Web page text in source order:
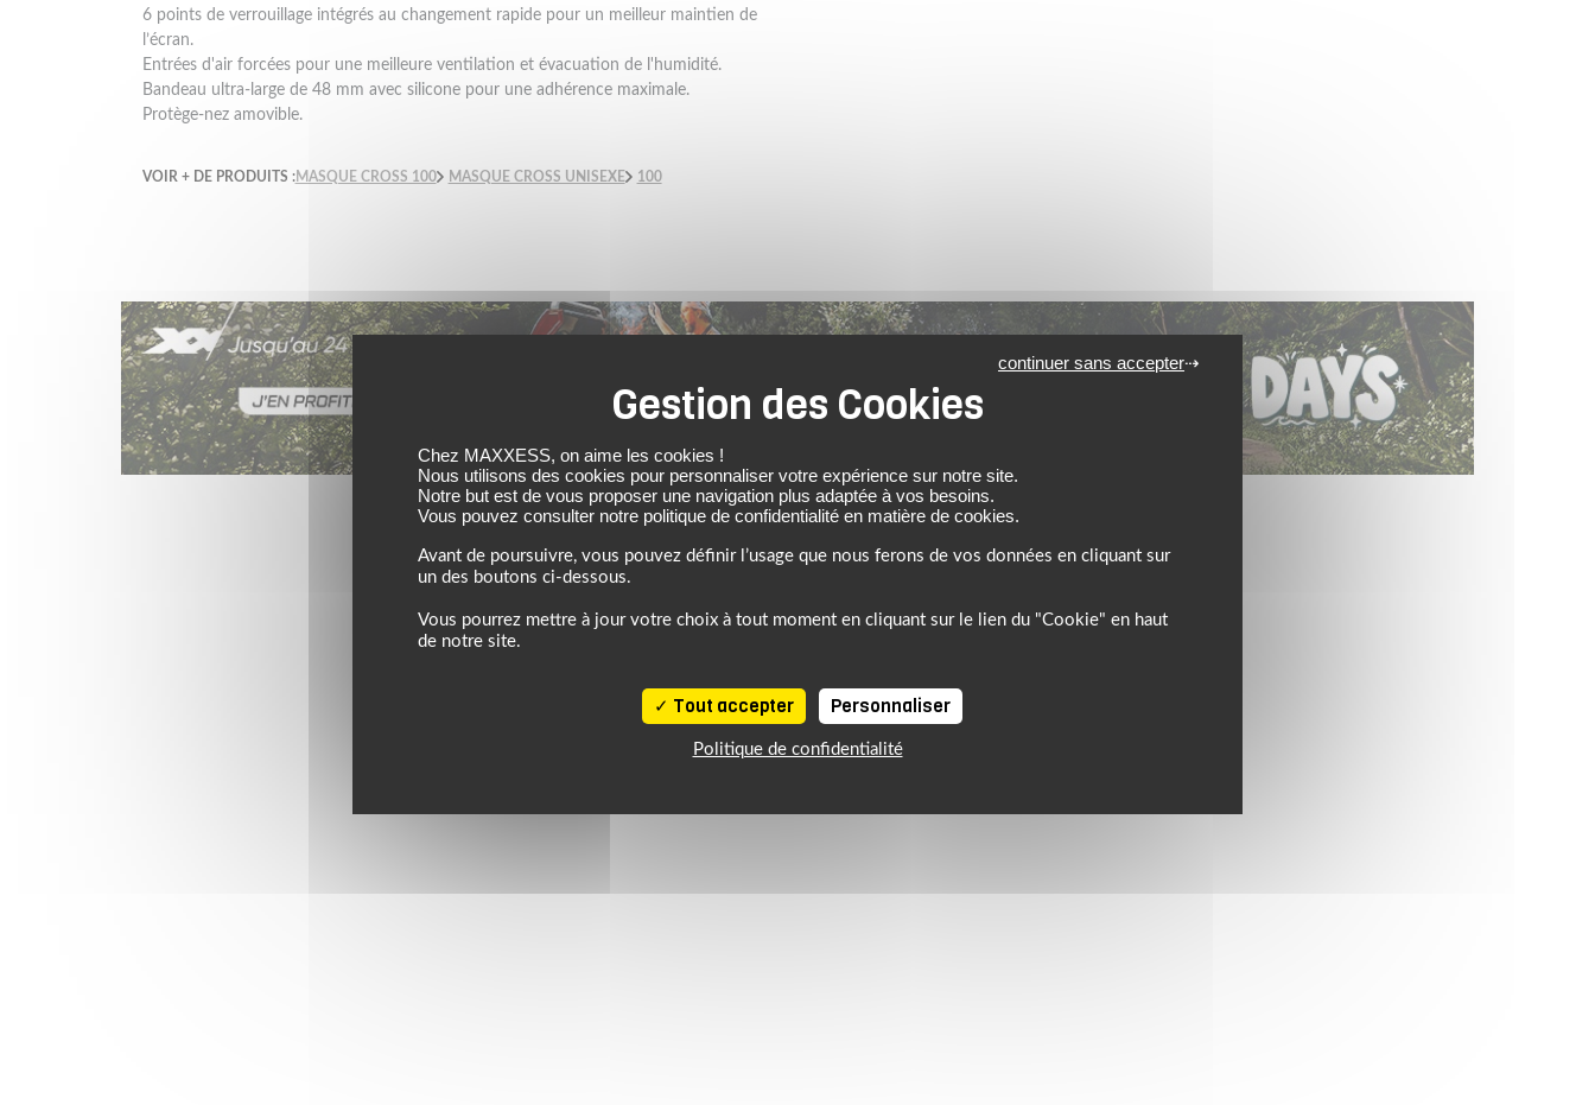
6 points de verrouillage intégrés au changement rapide pour un meilleur maintien de
l’écran.
Entrées d'air forcées pour une meilleure ventilation et évacuation de l'humidité.
Bandeau ultra-large de 48 mm avec silicone pour une adhérence maximale.
Protège-nez amovible.
VOIR + DE PRODUITS :MASQUE CROSS 100 MASQUE CROSS UNISEXE 100
Jusqu’au 24 août 2026, profitez de l’ambiance estivale pour faire le plein de bons plans sur l’équipement motard !
Chez MAXXESS, on aime les cookies !
Nous utilisons des cookies pour personnaliser votre expérience sur notre site.
Notre but est de vous proposer une navigation plus adaptée à vos besoins.
Vous pouvez consulter notre politique de confidentialité en matière de cookies.
Avant de poursuivre, vous pouvez définir l’usage que nous ferons de vos données en cliquant sur
un des boutons ci-dessous.
Vous pourrez mettre à jour votre choix à tout moment en cliquant sur le lien du "Cookie" en haut
de notre site.
Tout accepter
continuer sans accepter
Personnaliser
Politique de confidentialité